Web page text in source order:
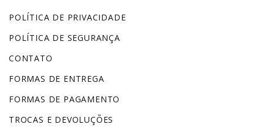
POLÍTICA DE PRIVACIDADE
POLÍTICA DE SEGURANÇA
CONTATO
FORMAS DE ENTREGA
FORMAS DE PAGAMENTO
TROCAS E DEVOLUÇÕES